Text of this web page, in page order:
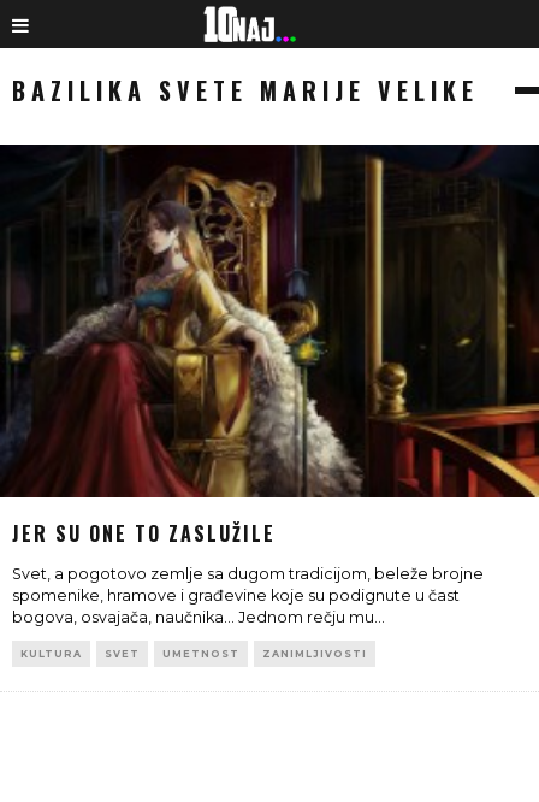
BAZILIKA SVETE MARIJE VELIKE
JER SU ONE TO ZASLUŽILE
Svet, a pogotovo zemlje sa dugom tradicijom, beleže brojne
spomenike, hramove i građevine koje su podignute u čast
bogova, osvajača, naučnika... Jednom rečju mu
KULTURA SVET UMETNOST ZANIMLJIVOSTI